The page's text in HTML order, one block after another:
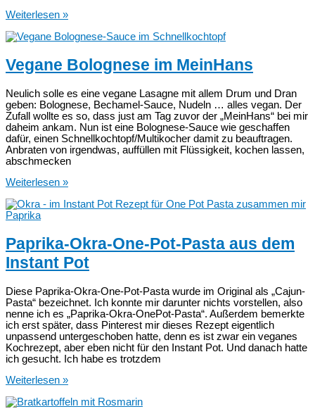
Kaninchenbraten
so
ich
ihn
Weiterlesen »
Vegane Bolognese im MeinHans
Neulich solle es eine vegane Lasagne mit allem Drum und Dran
geben: Bolognese, Bechamel-Sauce, Nudeln … alles vegan. Der
Zufall wollte es so, dass just am Tag zuvor der „MeinHans“ bei mir
daheim ankam. Nun ist eine Bolognese-Sauce wie geschaffen
dafür, einen Schnellkochtopf/Multikocher damit zu beauftragen.
Anbraten von irgendwas, auffüllen mit Flüssigkeit, kochen lassen,
abschmecken
Vegane
im
MeinHans
Weiterlesen »
Paprika-Okra-One-Pot-Pasta aus dem
Instant Pot
Diese Paprika-Okra-One-Pot-Pasta wurde im Original als „Cajun-
Pasta“ bezeichnet. Ich konnte mir darunter nichts vorstellen, also
nenne ich es „Paprika-Okra-OnePot-Pasta“. Außerdem bemerkte
ich erst später, dass Pinterest mir dieses Rezept eigentlich
unpassend untergeschoben hatte, denn es ist zwar ein veganes
Kochrezept, aber eben nicht für den Instant Pot. Und danach hatte
ich gesucht. Ich habe es trotzdem
Paprika-
One-
Weiterlesen »